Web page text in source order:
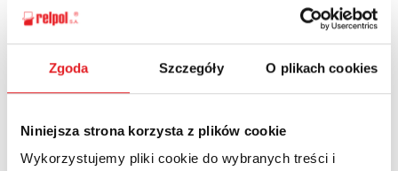
Zgoda Szczegóły O plikach cookies
Niniejsza strona korzysta z plików cookie
Wykorzystujemy pliki cookie do wybranych treści i
POWRÓT
Zapytaj o szczegóły oferty